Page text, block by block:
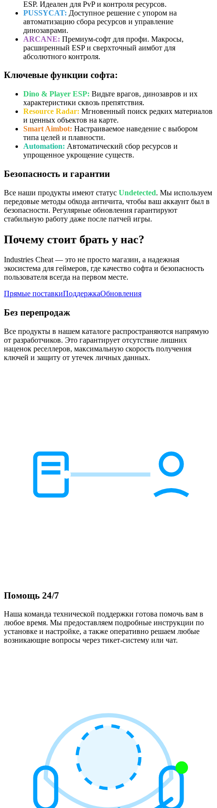
ESP. Идеален для PvP и контроля ресурсов.
PUSSYCAT: Доступное решение с упором на
автоматизацию сбора ресурсов и управление
динозаврами.
ARCANE: Премиум-софт для профи. Макросы,
расширенный ESP и сверхточный аимбот для
абсолютного контроля.
Ключевые функции софта:
Dino & Player ESP: Видьте врагов, динозавров и их
характеристики сквозь препятствия.
Resource Radar: Мгновенный поиск редких материалов
и ценных объектов на карте.
Smart Aimbot: Настраиваемое наведение с выбором
типа целей и плавности.
Automation: Автоматический сбор ресурсов и
упрощенное укрощение существ.
Безопасность и гарантии
Все наши продукты имеют статус Undetected. Мы используем
передовые методы обхода античита, чтобы ваш аккаунт был в
безопасности. Регулярные обновления гарантируют
стабильную работу даже после патчей игры.
Почему стоит брать у нас?
Industries Cheat — это не просто магазин, а надежная
экосистема для геймеров, где качество софта и безопасность
пользователя всегда на первом месте.
Прямые поставкиПоддержкаОбновления
Без перепродаж
Все продукты в нашем каталоге распространяются напрямую
от разработчиков. Это гарантирует отсутствие лишних
наценок реселлеров, максимальную скорость получения
ключей и защиту от утечек личных данных.
Помощь 24/7
Наша команда технической поддержки готова помочь вам в
любое время. Мы предоставляем подробные инструкции по
установке и настройке, а также оперативно решаем любые
возникающие вопросы через тикет-систему или чат.